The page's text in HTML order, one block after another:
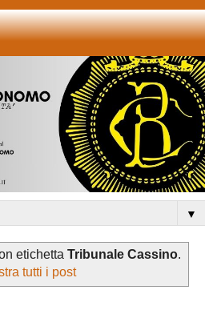
▼
etichetta Tribunale Cassino.
tutti i post